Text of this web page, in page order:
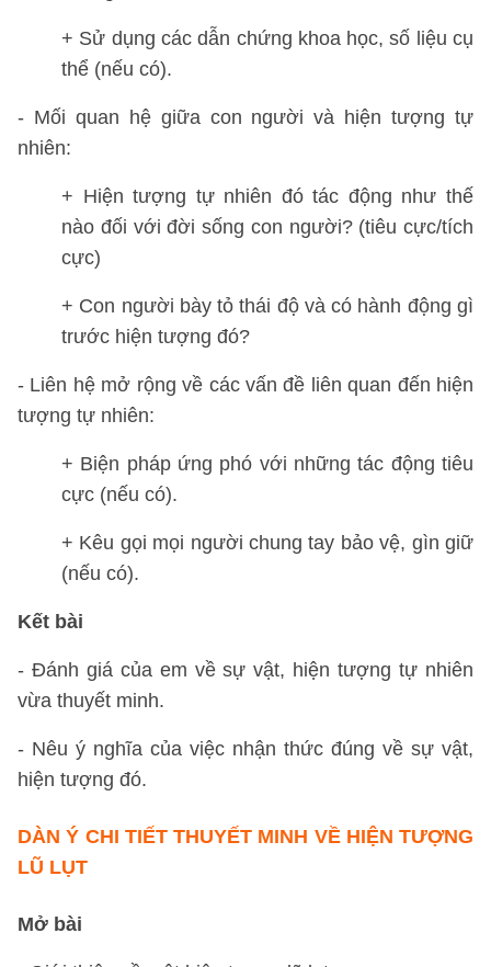
+ Sử dụng các dẫn chứng khoa học, số liệu cụ
thể (nếu có).
- Mối quan hệ giữa con người và hiện tượng tự
nhiên:
+ Hiện tượng tự nhiên đó tác động như thế
nào đối với đời sống con người? (tiêu cực/tích
cực)
+ Con người bày tỏ thái độ và có hành động gì
trước hiện tượng đó?
- Liên hệ mở rộng về các vấn đề liên quan đến hiện
tượng tự nhiên:
+ Biện pháp ứng phó với những tác động tiêu
cực (nếu có).
+ Kêu gọi mọi người chung tay bảo vệ, gìn giữ
(nếu có).
Kết bài
- Đánh giá của em về sự vật, hiện tượng tự nhiên
vừa thuyết minh.
- Nêu ý nghĩa của việc nhận thức đúng về sự vật,
hiện tượng đó.
DÀN Ý CHI TIẾT THUYẾT MINH VỀ HIỆN TƯỢNG
LŨ LỤT
Mở bài